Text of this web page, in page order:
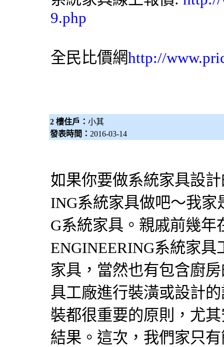
9.php
全民比價網http://
2 樓住戶： 小其
發表時間： 2016-03-14
如果你要做系統家具設
ING系統家具做吧～我家
G系統家具 。親戚前幾
ENGINEERING系統家具
家具 ，當然也有包含廚
具工廠進行裝潢或設計
裝都很重要的原則，尤
結果。這次，我們家只